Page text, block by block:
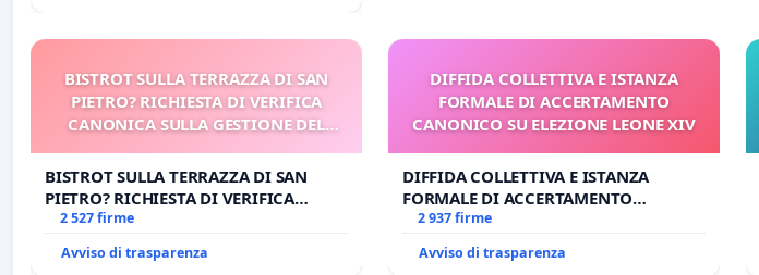
BISTROT SULLA TERRAZZA DI SAN
PIETRO? RICHIESTA DI VERIFICA
CANONICA SULLA GESTIONE DEL
BISTROT SULLA TERRAZZA DI SAN
PIETRO? RICHIESTA DI VERIFICA
CANONICA SULLA GESTIONE DEL
CARD. GAMBETTI
2 527 firme
Avviso di trasparenza
DIFFIDA COLLETTIVA E ISTANZA
FORMALE DI ACCERTAMENTO
CANONICO SU ELEZIONE LEONE XIV
DIFFIDA COLLETTIVA E ISTANZA
FORMALE DI ACCERTAMENTO
CANONICO SU ELEZIONE LEONE XIV
2 937 firme
Avviso di trasparenza